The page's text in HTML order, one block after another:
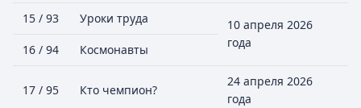
15 / 93 Уроки труда
10 апреля 2026
года
16 / 94 Космонавты
17 / 95 Кто чемпион?
24 апреля 2026
года